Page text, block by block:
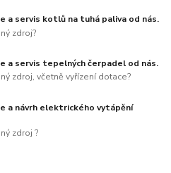
a servis kotlů na tuhá paliva od nás.
zdroj?
a servis tepelných čerpadel od nás.
zdroj, včetně vyřízení dotace?
a návrh elektrického vytápění
zdroj ?